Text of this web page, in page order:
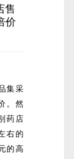
售
价
集采
。然
药店
右的
的高